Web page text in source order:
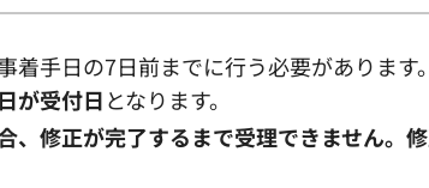
着手日の7日前までに行う必要があります。
が受付日となります。
、修正が完了するまで受理できません。